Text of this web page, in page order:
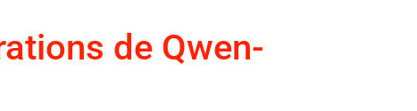
de Qwen-